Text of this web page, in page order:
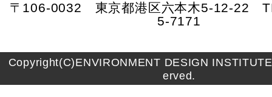
〒106-0032 東京都港区六本木5-12-22
5-7171
Copyright(C)ENVIRONMENT DESIGN
erved.